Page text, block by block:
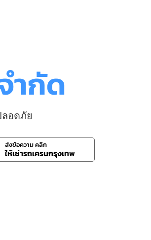
ำกัด
อดภัย
ส่งข้อความ คลิก
ให้เช่ารถเครนกรุงเทพ